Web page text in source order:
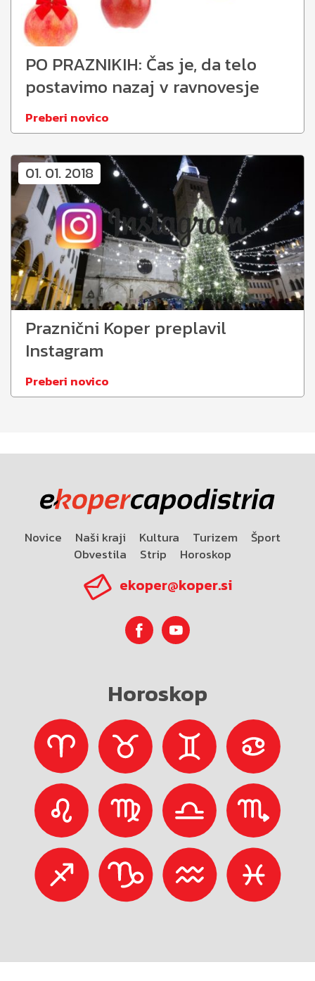
PO PRAZNIKIH: Čas je, da telo
postavimo nazaj v ravnovesje
Preberi novico
01. 01. 2018
Praznični Koper preplavil
Instagram
Preberi novico
Novice Naši kraji Kultura Turizem
Šport
Obvestila
Strip Horoskop
ekoper@koper.si
Horoskop